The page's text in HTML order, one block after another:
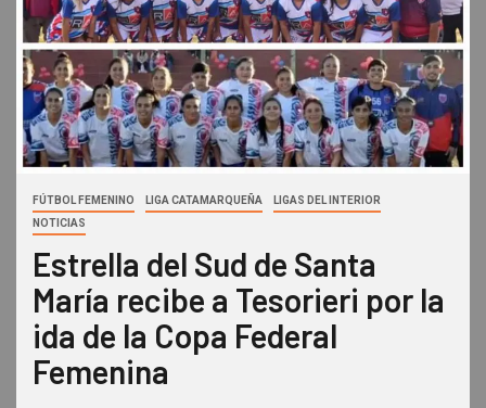
FÚTBOL FEMENINO LIGA CATAMARQUEÑA
LIGAS DEL INTERIOR
NOTICIAS
Estrella del Sud de Santa
María recibe a Tesorieri por la
ida de la Copa Federal
Femenina